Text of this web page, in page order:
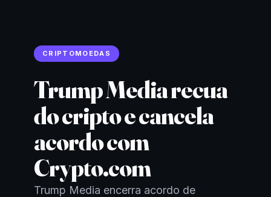
CRIPTOMOEDAS
Trump Media recua
do cripto e cancela
acordo com
Crypto.com
Trump Media encerra acordo de